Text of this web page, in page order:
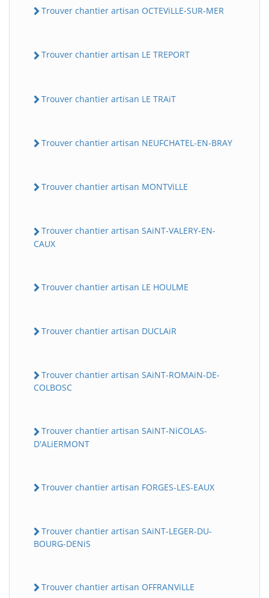
Trouver chantier artisan OCTEViLLE-SUR-MER
Trouver chantier artisan LE TREPORT
Trouver chantier artisan LE TRAiT
Trouver chantier artisan NEUFCHATEL-EN-BRAY
Trouver chantier artisan MONTViLLE
Trouver chantier artisan SAiNT-VALERY-EN-
CAUX
Trouver chantier artisan LE HOULME
Trouver chantier artisan DUCLAiR
Trouver chantier artisan SAiNT-ROMAiN-DE-
COLBOSC
Trouver chantier artisan SAiNT-NiCOLAS-
D'ALiERMONT
Trouver chantier artisan FORGES-LES-EAUX
Trouver chantier artisan SAiNT-LEGER-DU-
BOURG-DENiS
Trouver chantier artisan OFFRANViLLE